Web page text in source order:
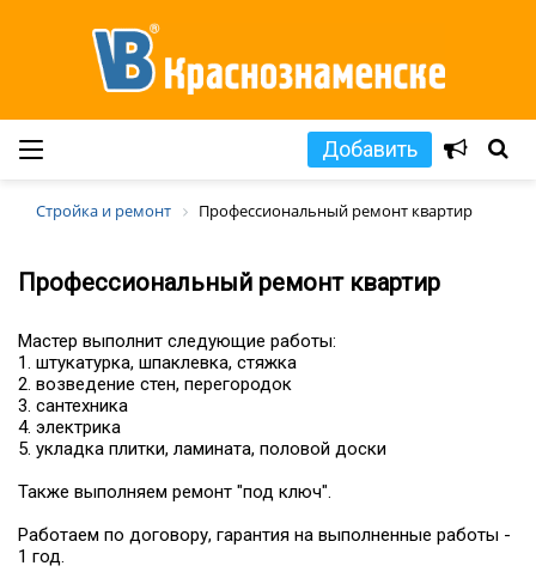
Добавить
Стройка и ремонт Профессиональный ремонт квартир
Профессиональный ремонт квартир
Мастер выполнит следующие работы:
1. штукатурка, шпаклевка, стяжка
2. возведение стен, перегородок
3. сантехника
4. электрика
5. укладка плитки, ламината, половой доски
Также выполняем ремонт "под ключ".
Работаем по договору, гарантия на выполненные работы -
1 год.